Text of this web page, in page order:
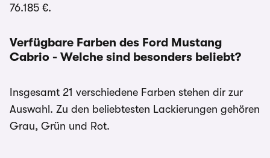
76.185 €.
Verfügbare Farben des Ford Mustang
Cabrio - Welche sind besonders beliebt?
Insgesamt 21 verschiedene Farben stehen dir zur
Auswahl. Zu den beliebtesten Lackierungen gehören
Grau, Grün und Rot.